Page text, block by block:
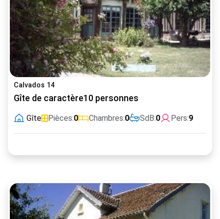
Calvados 14
Gîte de caractère10 personnes
Gîte Pièces:0 Chambres:0 SdB:0 Pers:9